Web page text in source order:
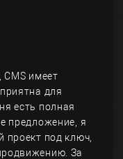
имеет
для
есть полная
предложение, я
проект под ключ,
За